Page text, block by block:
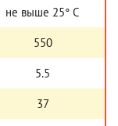
не выше 25° С
550
5.5
37